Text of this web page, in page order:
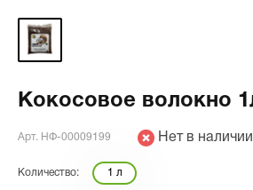
Кокосовое волокно
Арт. НФ-00009199 Нет в наличии
Количество: 1 л